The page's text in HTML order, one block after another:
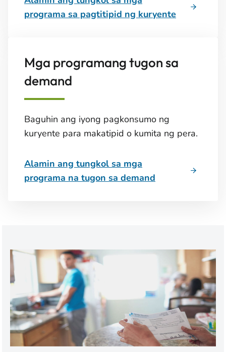
programa sa pagtitipid ng kuryente
Mga programang tugon sa
demand
Baguhin ang iyong pagkonsumo ng
kuryente para makatipid o kumita ng pera.
Alamin ang tungkol sa mga
programa na tugon sa demand